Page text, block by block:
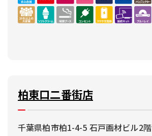
柏東口二番街店
千葉県柏市柏1-4-5 石戸画材ビル2階